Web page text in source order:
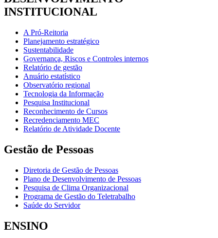
INSTITUCIONAL
A Pró-Reitoria
Planejamento estratégico
Sustentabilidade
Governança, Riscos e Controles internos
Relatório de gestão
Anuário estatístico
Observatório regional
Tecnologia da Informação
Pesquisa Institucional
Reconhecimento de Cursos
Recredenciamento MEC
Relatório de Atividade Docente
Gestão de Pessoas
Diretoria de Gestão de Pessoas
Plano de Desenvolvimento de Pessoas
Pesquisa de Clima Organizacional
Programa de Gestão do Teletrabalho
Saúde do Servidor
ENSINO